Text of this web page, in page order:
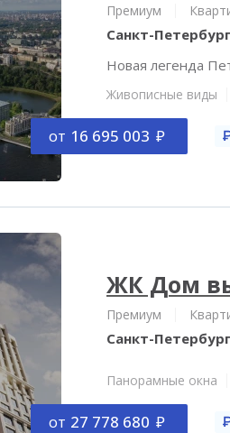
Премиум
Санкт-Петербург
Новая легенда
Живописные виды
от 16 695 003
ЖК Дом
Премиум
Санкт-Петербург
Панорамные окна
от 27 778 680